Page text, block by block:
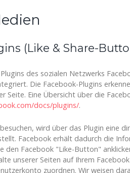
(Like & Share-
des sozialen Netzwerks
Die Facebook-Plugins
Seite. Eine Übersicht über die
docs/plugins/.
wird über das Plugin eine
Facebook erhält dadurch die
den Facebook "Like-Button"
unserer Seiten auf Ihrem
zuordnen. Wir weisen